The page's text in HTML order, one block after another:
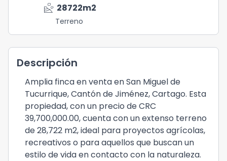
landslide 28722m2
Terreno
Descripción
Amplia finca en venta en San Miguel de
Tucurrique, Cantón de Jiménez, Cartago. Esta
propiedad, con un precio de CRC
39,700,000.00, cuenta con un extenso terreno
de 28,722 m2, ideal para proyectos agrícolas,
recreativos o para aquellos que buscan un
estilo de vida en contacto con la naturaleza.